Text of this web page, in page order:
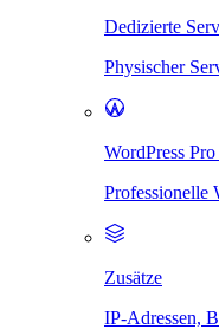
Dedizierte
Physischer
WordPress
Professionelle
Zusätze
IP-Adressen,